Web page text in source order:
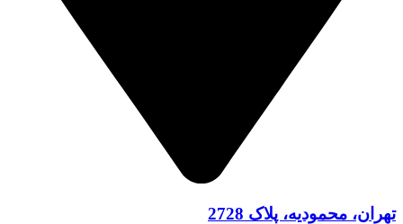
تهران، محمودیه، پلاک 2728